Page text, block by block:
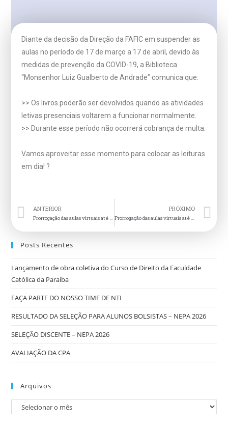
Diante da decisão da Direção da FAFIC em suspender as
aulas no período de 17 de março a 17 de abril, devido às
medidas de prevenção da COVID-19, a Biblioteca
“Monsenhor Luiz Gualberto de Andrade” comunica que:
>> Os livros poderão ser devolvidos quando as atividades
letivas presenciais voltarem a funcionar normalmente.
>> Durante esse período não ocorrerá cobrança de multa.
Vamos aproveitar esse momento para colocar as leituras
em dia! ?
ANTERIOR PRÓXIMO
Posts Recentes
Lançamento de obra coletiva do Curso de Direito da Faculdade
Católica da Paraíba
FAÇA PARTE DO NOSSO TIME DE NTI
RESULTADO DA SELEÇÃO PARA ALUNOS BOLSISTAS – NEPA 2026
SELEÇÃO DISCENTE – NEPA 2026
AVALIAÇÃO DA CPA
Arquivos